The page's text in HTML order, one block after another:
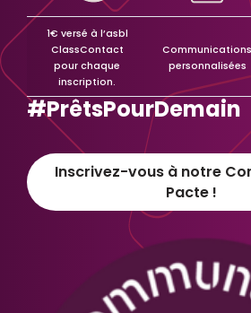
1€ versé à l’asbl
ClassContact
pour chaque
inscription.
Communications
personnalisées
#PrêtsPourDemain
Inscrivez-vous à notre
Pacte !